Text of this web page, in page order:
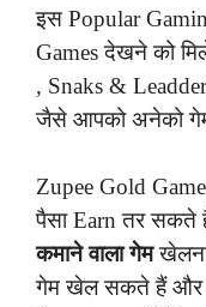
इस Popular
Games देखने को
, Snaks &
जैसे आपको अनेको
Zupee Gold
पैसा Earn तर
कमाने वाला गेम
गेम खेल सकते हैं और